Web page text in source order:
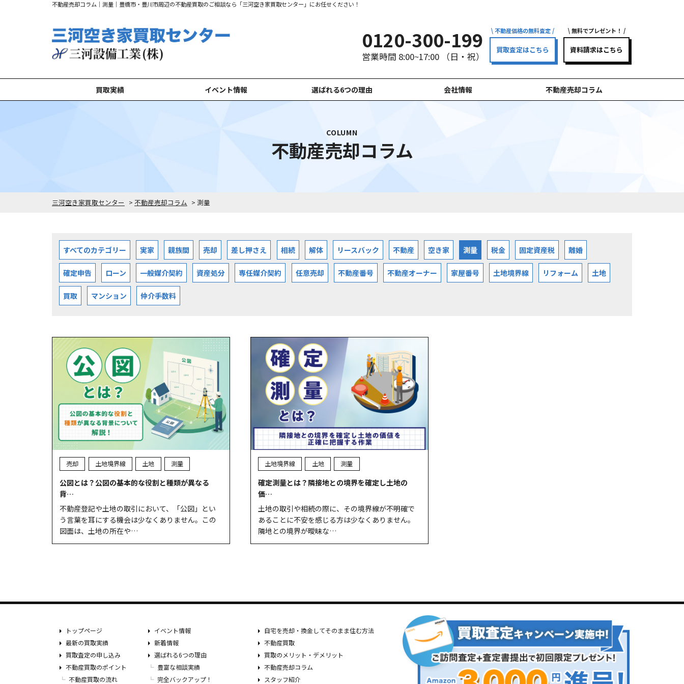
不動産売却コラム｜測量｜豊橋市・豊川市周辺の不動産買取のご相談なら「三河空き家買取センター」にお任せください！
0120-300-199
営業時間 8:00~17:00 （日・祝）
不動産価格の無料査定
買取査定はこちら
無料でプレゼント！
資料請求はこちら
買取実績
豊橋市の買取実績
豊川市の買取実績
新城市の買取実績
田原市の買取実績
湖西市の買取実績
イベント情報 選ばれる6つの理由 会社情報 不動産売却コラム
三河空き家買取センター > 不動産売却コラム > 測量
COLUMN
不動産売却コラム
すべてのカテゴリー 実家 親族間 売却 差し押さえ 相続 解体 リースバック 不動産 空き家 測量 税金 固定資産税 離婚
確定申告 ローン 一般媒介契約 資産処分 専任媒介契約 任意売却 不動産番号 不動産オーナー 家屋番号 土地境界線 リフォーム 土地
買取 マンション 仲介手数料
売却 土地境界線 土地 測量
公図とは？公図の基本的な役割と種類が異なる
背…
不動産登記や土地の取引において、「公図」とい
う言葉を耳にする機会は少なくありません。この
図面は、土地の所在や…
土地境界線 土地 測量
確定測量とは？隣接地との境界を確定し土地の
価…
土地の取引や相続の際に、その境界線が不明確で
あることに不安を感じる方は少なくありません。
隣地との境界が曖昧な…
トップページ
最新の買取実績
買取査定の申し込み
不動産買取のポイント
不動産買取の流れ
イベント情報
新着情報
選ばれる6つの理由
豊富な相談実績
完全バックアップ！
自宅を売却・換金してそのまま住む方法
不動産買取
買取のメリット・デメリット
不動産売却コラム
スタッフ紹介